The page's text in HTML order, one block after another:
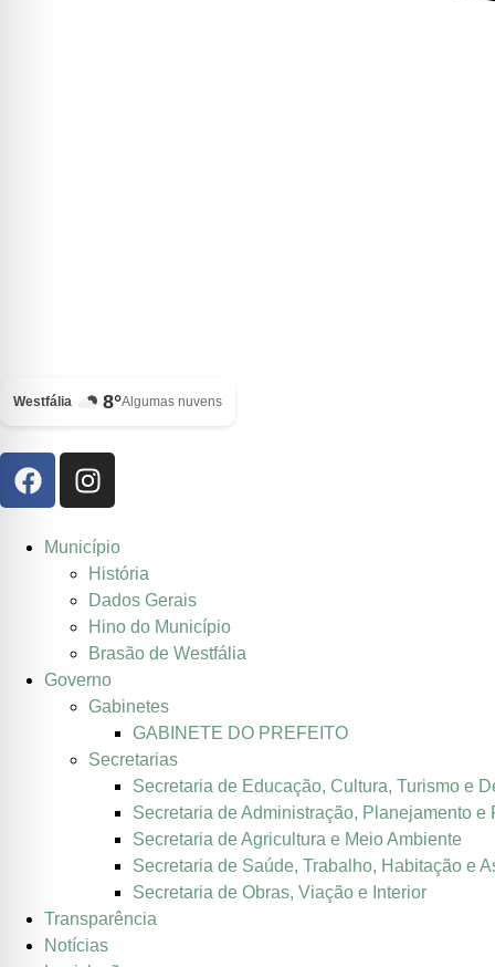
Westfália 8°Algumas nuvens
Município
História
Dados Gerais
Hino do Município
Brasão de Westfália
Governo
Gabinetes
GABINETE DO PREFEITO
Secretarias
Secretaria de Educação, Cultura, Turismo e
Secretaria de Administração, Planejamento e
Secretaria de Agricultura e Meio Ambiente
Secretaria de Saúde, Trabalho, Habitação e
Secretaria de Obras, Viação e Interior
Transparência
Notícias